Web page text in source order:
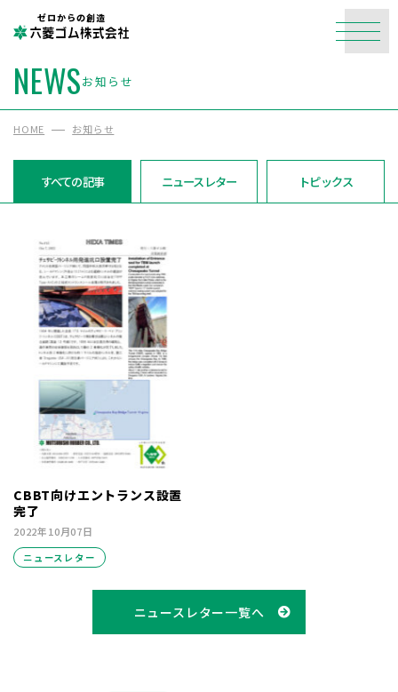
ゼロからの創造
NEWSお知らせ
HOME お知らせ
すべての記事 ニュースレター トピックス
CBBT向けエントランス設置
完了
2022年10月07日
ニュースレター
ニュースレター一覧へ